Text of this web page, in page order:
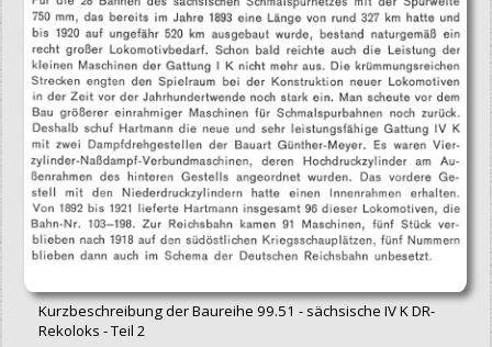
Kurzbeschreibung der Baureihe 99.51 - sächsische IV K DR-
Rekoloks - Teil 2